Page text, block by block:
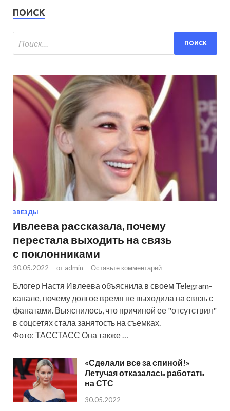
ПОИСК
ЗВЕЗДЫ
Ивлеева рассказала, почему
перестала выходить на связь
с поклонниками
30.05.2022 - от admin - Оставьте комментарий
Блогер Настя Ивлеева объяснила в своем Telegram-
канале, почему долгое время не выходила на связь с
фанатами. Выяснилось, что причиной ее "отсутствия"
в соцсетях стала занятость на съемках.
Фото: ТАССТАСС Она также …
«Сделали все за спиной!»
Летучая отказалась работать
на СТС
30.05.2022